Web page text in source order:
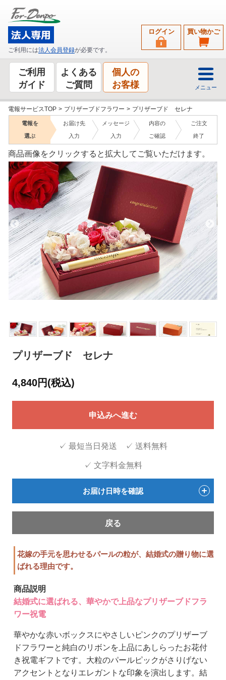
ご利用には法人会員登録が必要です。
買い物かご
ログイン
ご利用
ガイド
よくある
ご質問
個人の
お客様
メニュー
電報サービスTOP > プリザーブドフラワー > プリザーブド セレナ
電報を
選ぶ
お届け先
入力
メッセージ
入力
内容の
ご確認
ご注文
終了
商品画像をクリックすると拡大してご覧いただけます。
プリザーブド セレナ
花嫁の手元を思わせるパールの粒が、結婚式の贈り物に選
ばれる理由です。
商品説明
結婚式に選ばれる、華やかで上品なプリザーブドフラ
ワー祝電
華やかな赤いボックスにやさしいピンクのプリザーブ
ドフラワーと純白のリボンを上品にあしらったお花付
き祝電ギフトです。大粒のパールピックがさりげない
アクセントとなりエレガントな印象を演出します。結
4,840円(税込)
申込みへ進む
✓ 最短当日発送 ✓ 送料無料
✓ 文字料金無料
お届け日時を確認
戻る